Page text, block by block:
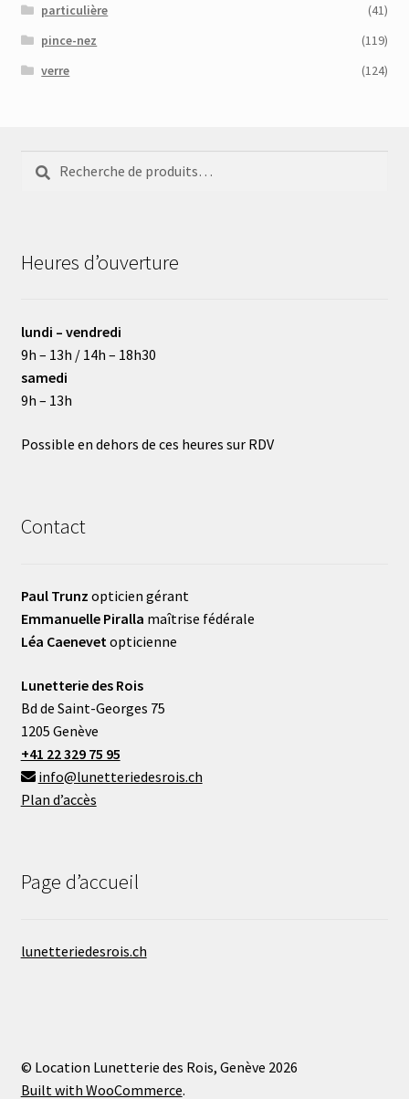
particulière
(41)
pince-nez
(119)
verre
(124)
pour :
Heures d’ouverture
lundi – vendredi
9h – 13h / 14h – 18h30
samedi
9h – 13h
Possible en dehors de ces heures sur RDV
Contact
Paul Trunz opticien gérant
Emmanuelle Piralla maîtrise fédérale
Léa Caenevetopticienne
Lunetterie des Rois
Bd de Saint-Georges 75
1205 Genève
+41 22 329 75 95
info@lunetteriedesrois.ch
Plan d’accès
Page d’accueil
lunetteriedesrois.ch
© Location Lunetterie des Rois, Genève 2026
Built with WooCommerce.